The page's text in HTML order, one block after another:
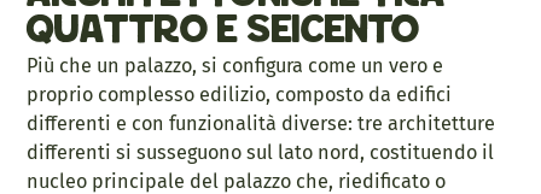
Quattro e Seicento
Più che un palazzo, si configura come un vero e
proprio complesso edilizio, composto da edifici
differenti e con funzionalità diverse: tre architetture
differenti si susseguono sul lato nord, costituendo il
nucleo principale del palazzo che, riedificato o